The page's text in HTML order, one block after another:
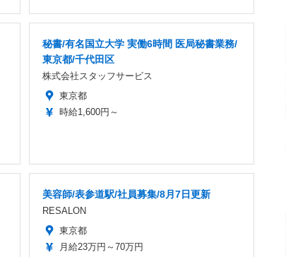
秘書/有名国立大学 実働6時間 医局秘書業務/
東京都/千代田区
株式会社スタッフサービス
東京都
時給1,600円～
美容師/表参道駅/社員募集/8月7日更新
RESALON
東京都
月給23万円～70万円